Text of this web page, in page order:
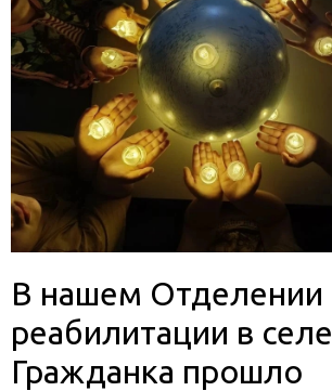
В нашем Отделении
реабилитации в селе
Гражданка прошло